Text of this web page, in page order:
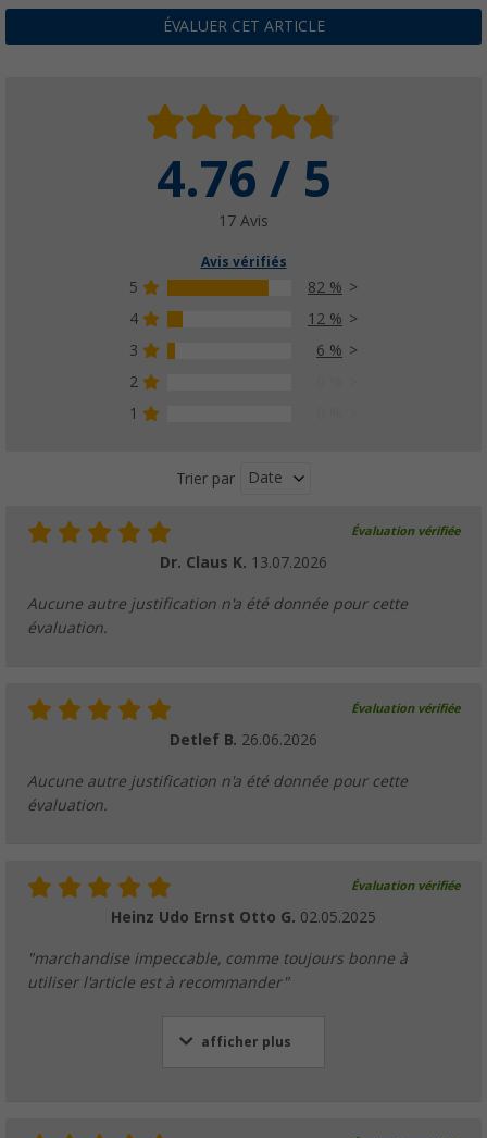
ÉVALUER CET ARTICLE
4.76 / 5
17 Avis
Avis vérifiés
5
82 %
4
12 %
3
6 %
2
1
Trier par Date
Évaluation vérifiée
Dr. Claus K. 13.07.2026
Aucune autre justification n'a été donnée pour cette
évaluation.
Évaluation vérifiée
Detlef B. 26.06.2026
Aucune autre justification n'a été donnée pour cette
évaluation.
Évaluation vérifiée
Heinz Udo Ernst Otto G. 02.05.2025
"marchandise impeccable, comme toujours bonne à
utiliser l'article est à recommander"
afficher plus